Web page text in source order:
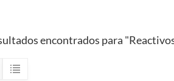
encontrados para